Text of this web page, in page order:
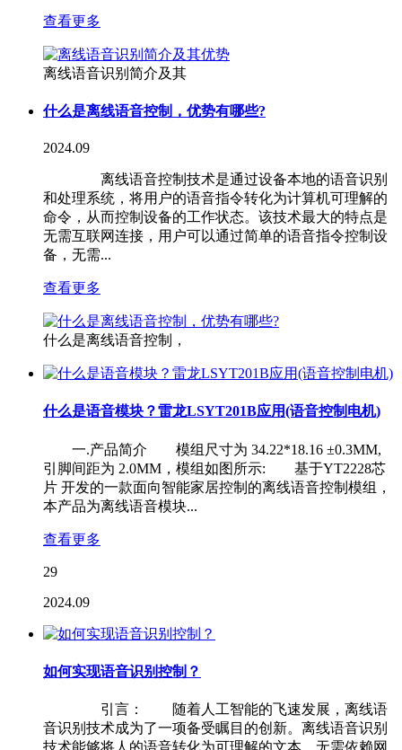
查看更多
离线语音识别简介及其
什么是离线语音控制，优势有哪些?
2024.09
离线语音控制技术是通过设备本地的语音识别
和处理系统，将用户的语音指令转化为计算机可理解的
命令，从而控制设备的工作状态。该技术最大的特点是
无需互联网连接，用户可以通过简单的语音指令控制设
备，无需...
查看更多
什么是离线语音控制，
什么是语音模块？雷龙LSYT201B应用(语音控制电机)
一.产品简介 模组尺寸为 34.22*18.16 ±0.3MM,
引脚间距为 2.0MM，模组如图所示: 基于YT2228芯
片 开发的一款面向智能家居控制的离线语音控制模组，
本产品为离线语音模块...
查看更多
29
2024.09
如何实现语音识别控制？
引言： 随着人工智能的飞速发展，离线语
音识别技术成为了一项备受瞩目的创新。离线语音识别